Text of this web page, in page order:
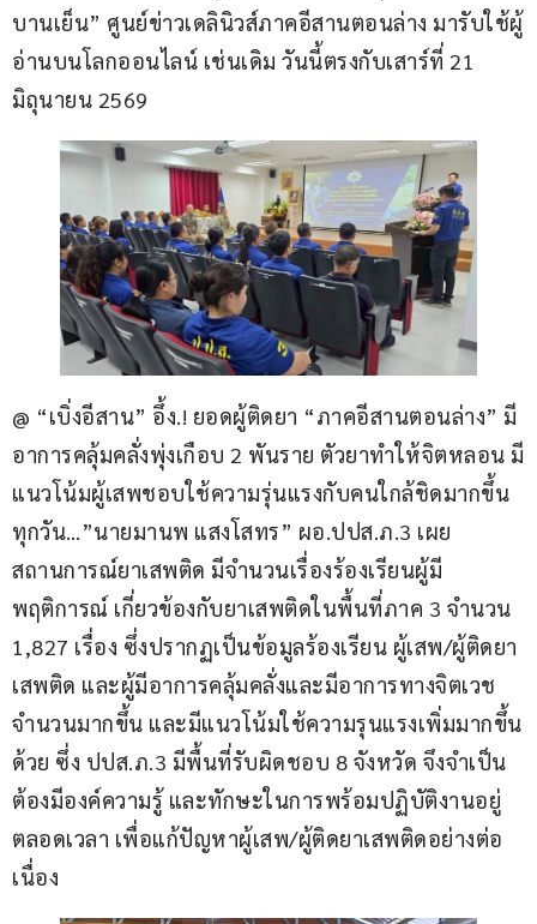
บานเย็น” ศูนย์ข่าวเดลินิวส์ภาคอีสานตอนล่าง มารับใช้ผู้
อ่านบนโลกออนไลน์ เช่นเดิม วันนี้ตรงกับเสาร์ที่ 21
มิถุนายน 2569
@ “เบิ่งอีสาน” อึ้ง.! ยอดผู้ติดยา “ภาคอีสานตอนล่าง” มี
อาการคลุ้มคลั่งพุ่งเกือบ 2 พันราย ตัวยาทำให้จิตหลอน มี
แนวโน้มผู้เสพชอบใช้ความรุ่นแรงกับคนใกล้ชิดมากขึ้น
ทุกวัน…”นายมานพ แสงโสทร” ผอ.ปปส.ภ.3 เผย
สถานการณ์ยาเสพติด มีจำนวนเรื่องร้องเรียนผู้มี
พฤติการณ์ เกี่ยวข้องกับยาเสพติดในพื้นที่ภาค 3 จำนวน
1,827 เรื่อง ซึ่งปรากฏเป็นข้อมูลร้องเรียน ผู้เสพ/ผู้ติดยา
เสพติด และผู้มีอาการคลุ้มคลั่งและมีอาการทางจิตเวช
จำนวนมากขึ้น และมีแนวโน้มใช้ความรุนแรงเพิ่มมากขึ้น
ด้วย ซึ่ง ปปส.ภ.3 มีพื้นที่รับผิดชอบ 8 จังหวัด จึงจำเป็น
ต้องมีองค์ความรู้ และทักษะในการพร้อมปฏิบัติงานอยู่
ตลอดเวลา เพื่อแก้ปัญหาผู้เสพ/ผู้ติดยาเสพติดอย่างต่อ
เนื่อง